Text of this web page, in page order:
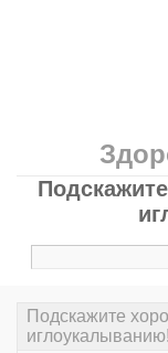
Подскажите